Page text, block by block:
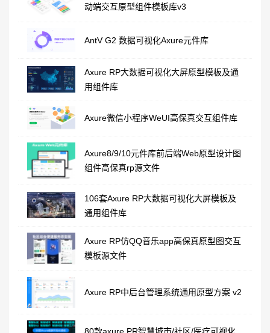
动端交互原型组件模板库v3
AntV G2 数据可视化Axure元件库
Axure RP大数据可视化大屏原型模板及通
用组件库
Axure微信小程序WeUI高保真交互组件库
Axure8/9/10元件库前后端Web原型设计图
组件高保真rp源文件
106套Axure RP大数据可视化大屏模板及
通用组件库
Axure RP仿QQ音乐app高保真原型图交互
模板源文件
Axure RP中后台管理系统通用原型方案 v2
80款axure PR智慧城市/社区/医疗可视化